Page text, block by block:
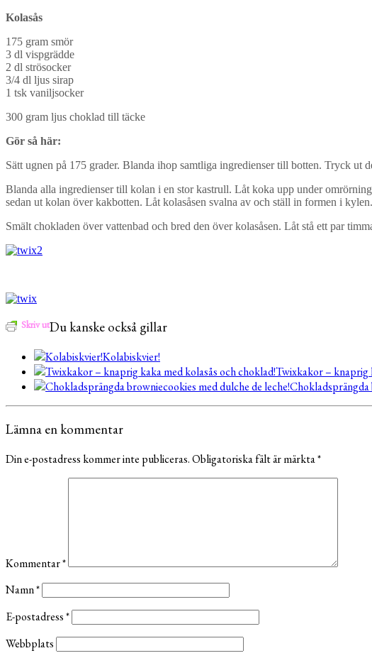
Kolasås
175 gram smör
3 dl vispgrädde
2 dl strösocker
3/4 dl ljus sirap
1 tsk vaniljsocker
300 gram ljus choklad till täcke
Gör så här:
Sätt ugnen på 175 grader. Blanda ihop samtliga ingredienser till botten. Tryck
Blanda alla ingredienser till kolan i en stor kastrull. Låt koka upp under
sedan ut kolan över kakbotten. Låt kolasåsen svalna av och ställ in formen i kylen.
Smält chokladen över vattenbad och bred den över kolasåsen. Låt stå ett par
Skriv utDu kanske också gillar
Kolabiskvier!
Twixkakor – knaprig
Chokladsprängda
Lämna en kommentar
Din e-postadress kommer inte publiceras.Obligatoriska fält är märkta*
Kommentar*
Namn*
E-postadress*
Webbplats